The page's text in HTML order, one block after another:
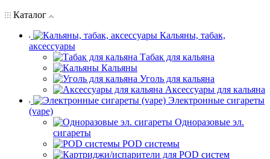
Каталог
Кальяны, табак,
аксессуары
Табак для кальяна
Кальяны
Уголь для кальяна
Аксессуары для кальяна
Электронные сигареты
(vape)
Одноразовые эл.
сигареты
POD системы